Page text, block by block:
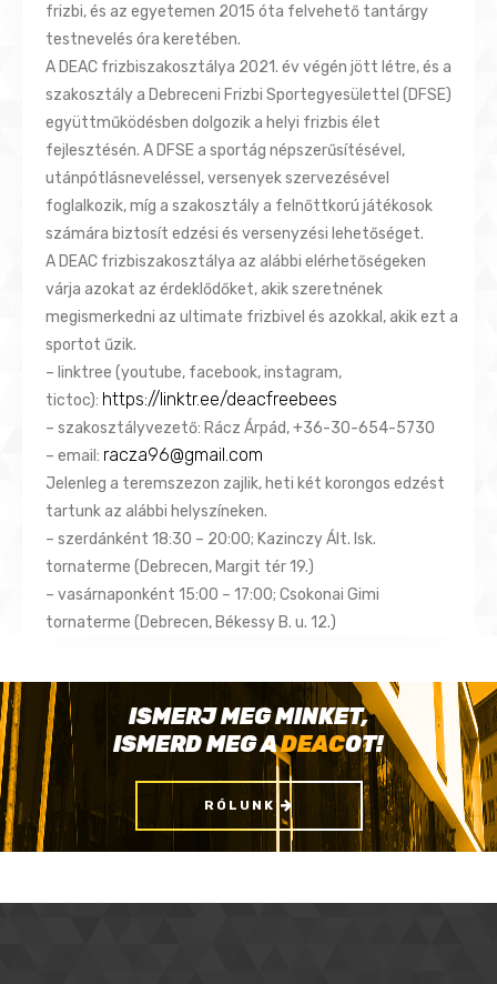
frizbi, és az egyetemen 2015 óta felvehető tantárgy
testnevelés óra keretében.
A DEAC frizbiszakosztálya 2021. év végén jött létre, és a
szakosztály a Debreceni Frizbi Sportegyesülettel (DFSE)
együttműködésben dolgozik a helyi frizbis élet
fejlesztésén. A DFSE a sportág népszerűsítésével,
utánpótlásneveléssel, versenyek szervezésével
foglalkozik, míg a szakosztály a felnőttkorú játékosok
számára biztosít edzési és versenyzési lehetőséget.
A DEAC frizbiszakosztálya az alábbi elérhetőségeken
várja azokat az érdeklődőket, akik szeretnének
megismerkedni az ultimate frizbivel és azokkal, akik ezt a
sportot űzik.
– linktree (youtube, facebook, instagram,
tictoc): https://linktr.ee/deacfreebees
– szakosztályvezető: Rácz Árpád, +36-30-654-5730
– email: racza96@gmail.com
Jelenleg a teremszezon zajlik, heti két korongos edzést
tartunk az alábbi helyszíneken.
– szerdánként 18:30 – 20:00; Kazinczy Ált. Isk.
tornaterme (Debrecen, Margit tér 19.)
– vasárnaponként 15:00 – 17:00; Csokonai Gimi
tornaterme (Debrecen, Békessy B. u. 12.)
ISMERJ MEG MINKET,
ISMERD MEG ADEACOT!
RÓLUNK